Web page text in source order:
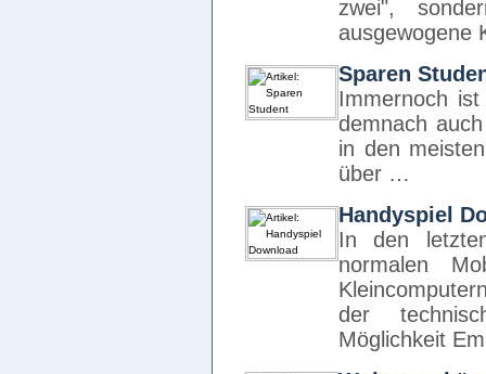
zwei",
ausgewogene
Sparen
Immernoch
demnach
in den
über …
Handyspiel
In den
normalen
der
Möglichkeit